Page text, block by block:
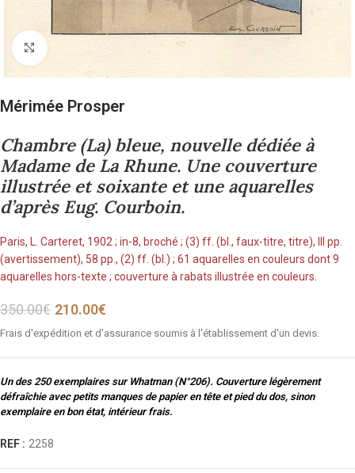
Cliquez pour agrandir
Mérimée Prosper
Chambre (La) bleue, nouvelle dédiée à
Madame de La Rhune. Une couverture
illustrée et soixante et une aquarelles
d’après Eug. Courboin.
Paris, L. Carteret, 1902 ; in-8, broché ; (3) ff. (bl., faux-titre, titre), III pp.
(avertissement), 58 pp., (2) ff. (bl.) ; 61 aquarelles en couleurs dont 9
aquarelles hors-texte ; couverture à rabats illustrée en couleurs.
350.00€ 210.00€
Frais d'expédition et d'assurance soumis à l'établissement d'un devis.
Un des 250 exemplaires sur Whatman (N°206). Couverture légèrement
défraîchie avec petits manques de papier en tête et pied du dos, sinon
exemplaire en bon état, intérieur frais.
REF : 2258